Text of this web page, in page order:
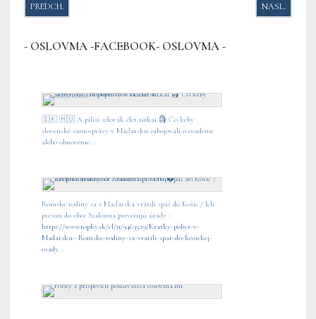
PREDCHÁDZAJÚCI ČLÁNOK: MICHAL SVOREŇ: EXKURZ DO PAMÄTI
PREDCH. NASL.
- OSLOVMA -FACEBOOK- OSLOVMA -
🇸🇰 🇭🇺 A pilisi szlovák élet titkai 🗿 Čo keby
slovenské samosprávy v Maďarsku zabojovali o osadenie
alebo obnovenie...
Rómske rodiny sa z Maďarska vrátili späť do Košíc / Ich
presun do obce Szalonna preverujú úrady -
https://www.topky.sk/cl/11/9463529/Kratky-pobyt-v-
Madarsku--Romske-rodiny-sa-vratili-spat-do-kosickej-
osady...